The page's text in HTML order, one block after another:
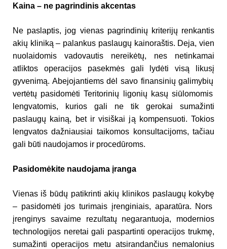
Kaina – ne pagrindinis akcentas
Ne paslaptis, jog vienas pagrindinių kriterijų renkantis
akių kliniką – palankus paslaugų kainoraštis. Deja, vien
nuolaidomis vadovautis nereikėtų, nes netinkamai
atliktos operacijos pasekmės gali lydėti visą likusį
gyvenimą. Abejojantiems dė l savo finansinių galimybių
vertėtų pasidomėti Teritorinių ligonių kasų siū lomomis
lengvatomis, kurios gali ne tik gerokai sumažinti
paslaugų kainą, bet ir visiškai ją kompensuoti. Tokios
lengvatos dažniausiai taikomos konsultacijoms, tačiau
gali būti naudojamos ir procedūroms.
Pasidomėkite naudojama įranga
Vienas iš būdų patikrinti akių klinikos paslaugų kokybę
– pasidomėti jos turimais įrenginiais, aparatūra. Nors
įrenginys savaime rezultatų negarantuoja, modernios
technologijosneretai gali paspartinti operacijos trukmę,
sumažinti operacijos metu atsirandančius nemalonius